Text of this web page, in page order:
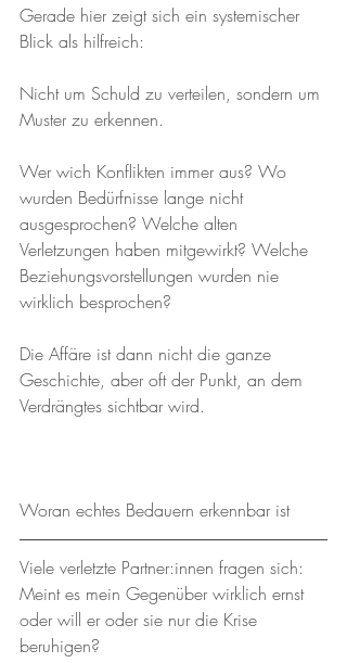
Gerade hier zeigt sich ein systemischer
Blick als hilfreich:
Nicht um Schuld zu verteilen, sondern um
Muster zu erkennen.
Wer wich Konflikten immer aus? Wo
wurden Bedürfnisse lange nicht
ausgesprochen? Welche alten
Verletzungen haben mitgewirkt? Welche
Beziehungsvorstellungen wurden nie
wirklich besprochen?
Die Affäre ist dann nicht die ganze
Geschichte, aber oft der Punkt, an dem
Verdrängtes sichtbar wird.
Woran echtes Bedauern erkennbar ist
Viele verletzte Partner:innen fragen sich:
Meint es mein Gegenüber wirklich ernst
oder will er oder sie nur die Krise
beruhigen?